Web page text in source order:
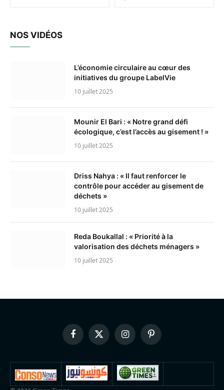
NOS VIDÉOS
L’économie circulaire au cœur des
initiatives du groupe LabelVie
10 juillet 2025
Mounir El Bari : « Notre grand défi
écologique, c’est l’accès au gisement ! »
10 juillet 2025
Driss Nahya : « Il faut renforcer le
contrôle pour accéder au gisement de
déchets »
10 juillet 2025
Reda Boukallal : « Priorité à la
valorisation des déchets ménagers »
10 juillet 2025
FacebookX
(Twitter)
InstagramPinterest